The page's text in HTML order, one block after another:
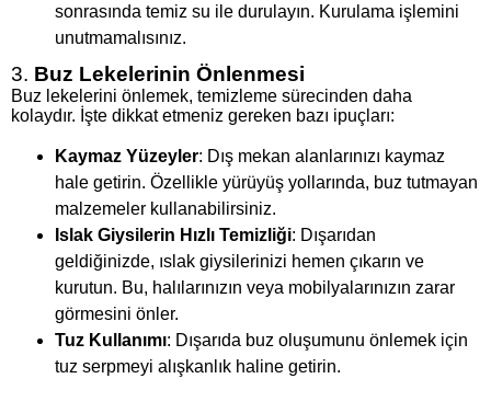
sonrasında temiz su ile durulayın. Kurulama işlemini
unutmamalısınız.
3. Buz Lekelerinin Önlenmesi
Buz lekelerini önlemek, temizleme sürecinden daha
kolaydır. İşte dikkat etmeniz gereken bazı ipuçları:
Kaymaz Yüzeyler: Dış mekan alanlarınızı kaymaz
hale getirin. Özellikle yürüyüş yollarında, buz tutmayan
malzemeler kullanabilirsiniz.
Islak Giysilerin Hızlı Temizliği: Dışarıdan
geldiğinizde, ıslak giysilerinizi hemen çıkarın ve
kurutun. Bu, halılarınızın veya mobilyalarınızın zarar
görmesini önler.
Tuz Kullanımı: Dışarıda buz oluşumunu önlemek için
tuz serpmeyi alışkanlık haline getirin.